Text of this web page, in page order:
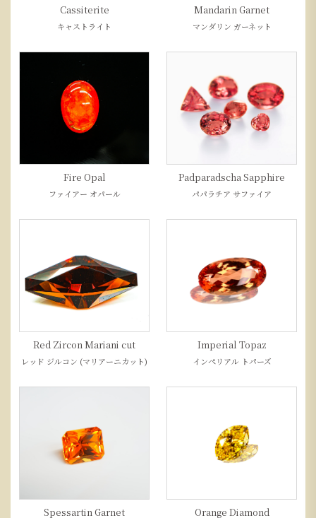
Cassiterite
キャストライト
Mandarin Garnet
マンダリン ガーネット
Fire Opal
ファイアー オパール
Padparadscha Sapphire
パパラチア サファイア
Red Zircon Mariani cut
レッド ジルコン (マリアーニカット)
Imperial Topaz
インペリアル トパーズ
Spessartin Garnet Orange Diamond